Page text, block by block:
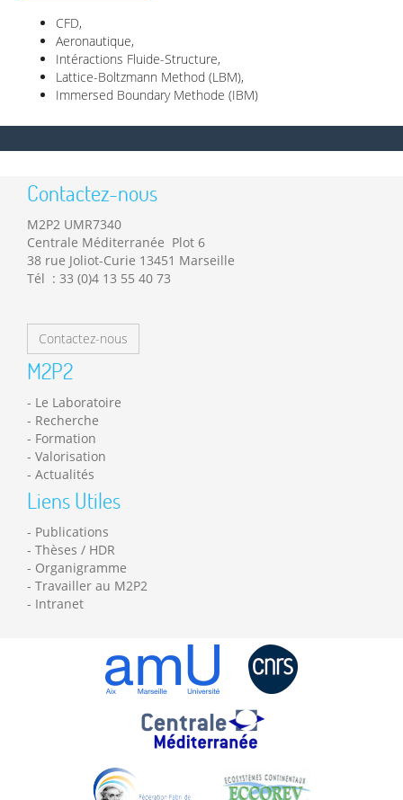
CFD,
Aeronautique,
Intéractions Fluide-Structure,
Lattice-Boltzmann Method (LBM),
Immersed Boundary Methode (IBM)
Contactez-nous
M2P2 UMR7340
Centrale Méditerranée Plot 6
38 rue Joliot-Curie 13451 Marseille
Tél : 33 (0)4 13 55 40 73
Contactez-nous
M2P2
Le Laboratoire
Recherche
Formation
Valorisation
Actualités
Liens Utiles
Publications
Thèses / HDR
Organigramme
Travailler au M2P2
Intranet